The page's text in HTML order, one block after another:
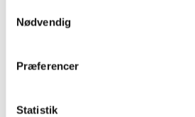
Nødvendig
Præferencer
Statistik